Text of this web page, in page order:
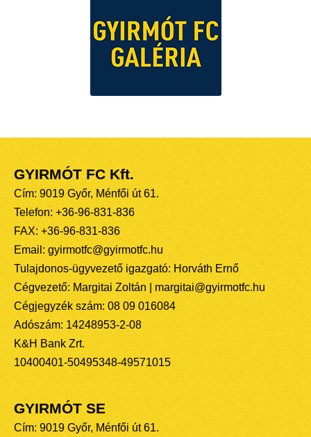
GYIRMÓT FC Kft.
Cím: 9019 Győr, Ménfői út 61.
Telefon: +36-96-831-836
FAX: +36-96-831-836
Email: gyirmotfc@gyirmotfc.hu
Tulajdonos-ügyvezető igazgató: Horváth Ernő
Cégvezető: Margitai Zoltán | margitai@gyirmotfc.hu
Cégjegyzék szám: 08 09 016084
Adószám: 14248953-2-08
K&H Bank Zrt.
10400401-50495348-49571015
GYIRMÓT SE
Cím: 9019 Győr, Ménfői út 61.